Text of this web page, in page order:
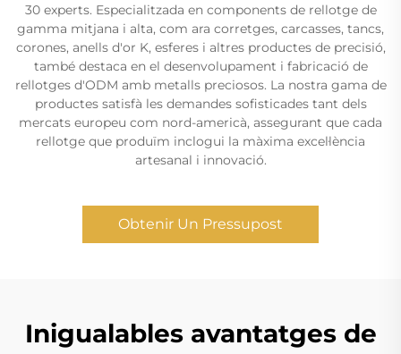
30 experts. Especialitzada en components de rellotge de
gamma mitjana i alta, com ara corretges, carcasses, tancs,
corones, anells d'or K, esferes i altres productes de precisió,
també destaca en el desenvolupament i fabricació de
rellotges d'ODM amb metalls preciosos. La nostra gama de
productes satisfà les demandes sofisticades tant dels
mercats europeu com nord-americà, assegurant que cada
rellotge que produïm inclogui la màxima excel·lència
artesanal i innovació.
Obtenir Un Pressupost
Inigualables avantatges de